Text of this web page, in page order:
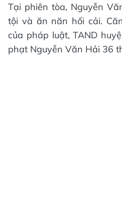
Tại phiên tòa, Nguyễn
tội và ăn năn hối cải.
của pháp luật, TAND
phạt Nguyễn Văn Hải 36